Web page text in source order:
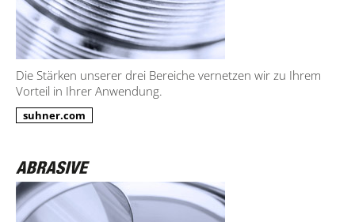
Die Stärken unserer drei Bereiche vernetzen wir zu Ihrem
Vorteil in Ihrer Anwendung.
suhner.com